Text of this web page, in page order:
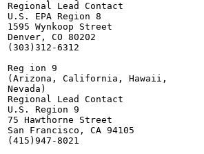
Regional Lead Contact
U.S. EPA Region 8
1595 Wynkoop Street
Denver, CO 80202
(303)312-6312
Reg ion 9
(Arizona, California, Hawaii,
Nevada)
Regional Lead Contact
U.S. Region 9
75 Hawthorne Street
San Francisco, CA 94105
(415)947-8021